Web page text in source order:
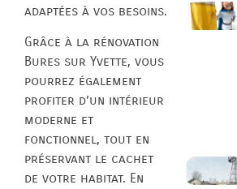
adaptées à vos besoins.
Grâce à la rénovation
Bures sur Yvette, vous
pourrez également
profiter d’un intérieur
moderne et
fonctionnel, tout en
préservant le cachet
de votre habitat. En